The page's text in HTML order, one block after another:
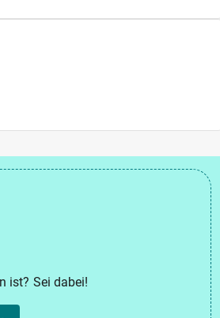
ist? Sei dabei!